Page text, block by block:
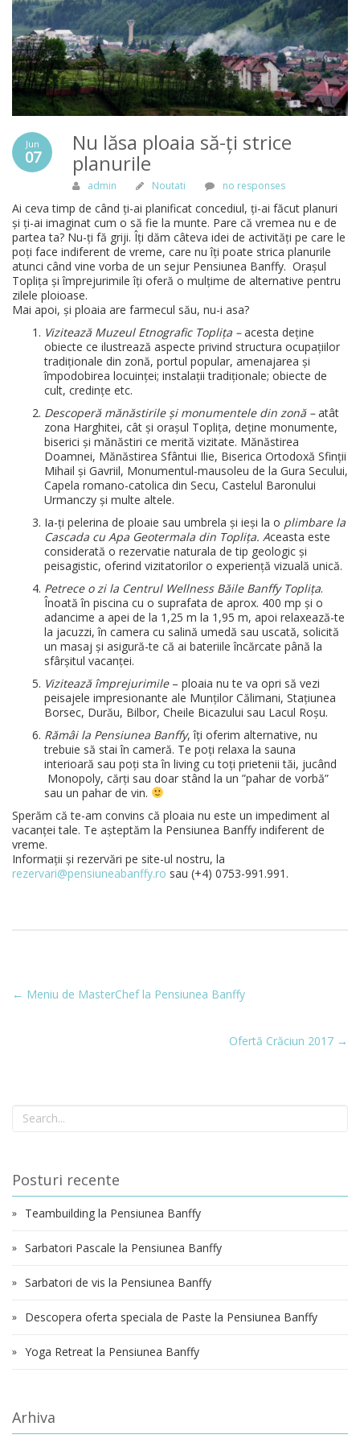
Jun
07
Nu lăsa ploaia să-ți strice
planurile
admin Noutati no responses
Ai ceva timp de când ți-ai planificat concediul, ți-ai făcut planuri
și ți-ai imaginat cum o să fie la munte. Pare că vremea nu e de
partea ta? Nu-ți fă griji. Îți dăm câteva idei de activități pe care le
poți face indiferent de vreme, care nu îți poate strica planurile
atunci când vine vorba de un sejur Pensiunea Banffy. Orașul
Toplița și împrejurimile îți oferă o mulțime de alternative pentru
zilele ploioase.
Mai apoi, și ploaia are farmecul său, nu-i asa?
Vizitează Muzeul Etnografic Toplița –acesta deține
obiecte ce ilustrează aspecte privind structura ocupațiilor
tradiționale din zonă, portul popular, amenajarea și
împodobirea locuinței; instalații tradiționale; obiecte de
cult, credințe etc.
Descoperă mănăstirile și monumentele din zonă –atât
zona Harghitei, cât și orașul Toplița, deține monumente,
biserici și mănăstiri ce merită vizitate. Mănăstirea
Doamnei, Mănăstirea Sfântui Ilie, Biserica Ortodoxă Sfinții
Mihail și Gavriil, Monumentul-mausoleu de la Gura Secului,
Capela romano-catolica din Secu, Castelul Baronului
Urmanczy și multe altele.
Ia-ți pelerina de ploaie sau umbrela și ieși la o plimbare la
Cascada cu Apa Geotermala din Toplița. Aceasta este
considerată o rezervatie naturala de tip geologic și
peisagistic, oferind vizitatorilor o experiență vizuală unică.
Petrece o zi la Centrul Wellness Băile Banffy Toplița.
Înoată în piscina cu o suprafata de aprox. 400 mp și o
adancime a apei de la 1,25 m la 1,95 m, apoi relaxează-te
la jacuzzi, în camera cu salină umedă sau uscată, solicită
un masaj și asigură-te că ai bateriile încărcate până la
sfârșitul vacanței.
Vizitează împrejurimile– ploaia nu te va opri să vezi
peisajele impresionante ale Munților Călimani, Stațiunea
Borsec, Durău, Bilbor, Cheile Bicazului sau Lacul Roșu.
Rămâi la Pensiunea Banffy, îți oferim alternative, nu
trebuie să stai în cameră. Te poți relaxa la sauna
interioară sau poți sta în living cu toți prietenii tăi, jucând
Monopoly, cărți sau doar stând la un ”pahar de vorbă”
sau un pahar de vin.
Sperăm că te-am convins că ploaia nu este un impediment al
vacanței tale. Te așteptăm la Pensiunea Banffy indiferent de
vreme.
Informații și rezervări pe site-ul nostru, la
rezervari@pensiuneabanffy.ro sau (+4) 0753-991.991.
← Meniu de MasterChef la Pensiunea Banffy
Ofertă Crăciun 2017 →
Posturi recente
Teambuilding la Pensiunea Banffy
Sarbatori Pascale la Pensiunea Banffy
Sarbatori de vis la Pensiunea Banffy
Descopera oferta speciala de Paste la Pensiunea Banffy
Yoga Retreat la Pensiunea Banffy
Arhiva